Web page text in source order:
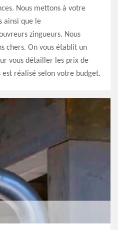
Nous mettons à votre
ainsi que le
zingueurs. Nous
chers. On vous établit un
vous détailler les prix de
réalisé selon votre budget.